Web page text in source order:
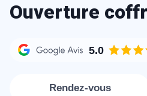
Ouverture
5.0
Rendez-vous